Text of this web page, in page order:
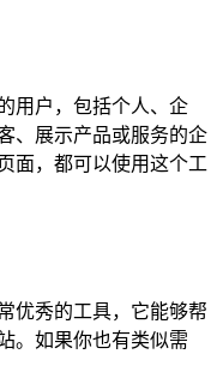
用户，包括个人、企
、展示产品或服务的企
面，都可以使用这个工
优秀的工具，它能够帮
。如果你也有类似需